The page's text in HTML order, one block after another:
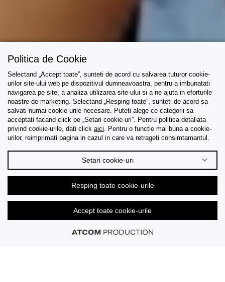
Politica de Cookie
Selectand „Accept toate”, sunteti de acord cu salvarea tuturor cookie-
urilor site-ului web pe dispozitivul dumneavoastra, pentru a imbunatati
navigarea pe site, a analiza utilizarea site-ului si a ne ajuta in eforturile
noastre de marketing. Selectand „Resping toate”, sunteti de acord sa
salvati numai cookie-urile necesare. Puteti alege ce categorii sa
acceptati facand click pe „Setari cookie-uri”. Pentru politica detaliata
privind cookie-urile, dati click aici. Pentru o functie mai buna a cookie-
urilor, reimprimati pagina in cazul in care va retrageti consimtamantul.
Setari cookie-uri
Resping toate cookie-urile
Accept toate cookie-urile